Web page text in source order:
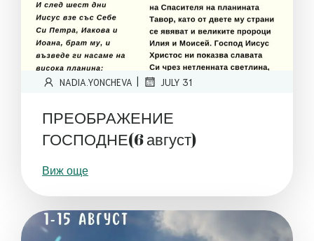
NADIA.YONCHEVA | JULY 31
ПРЕОБРАЖЕНИЕ
ГОСПОДНЕ(6 август)
Виж още